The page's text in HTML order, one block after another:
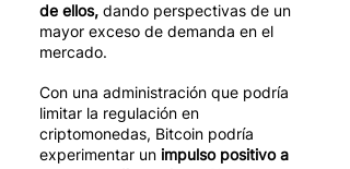
de ellos, dando perspectivas de un
mayor exceso de demanda en el
mercado.
Con una administración que podría
limitar la regulación en
criptomonedas, Bitcoin podría
experimentar un impulso positivo a